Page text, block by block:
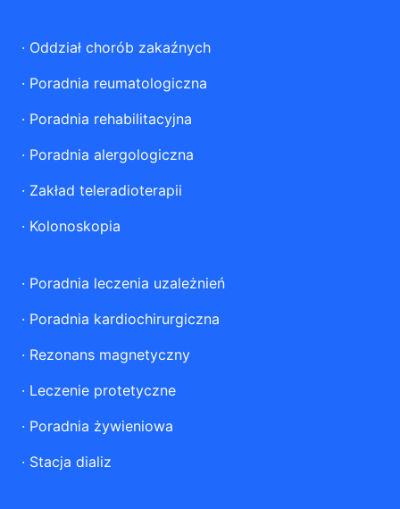
· Oddział chorób zakaźnych
· Poradnia reumatologiczna
· Poradnia rehabilitacyjna
· Poradnia alergologiczna
· Zakład teleradioterapii
· Kolonoskopia
· Poradnia leczenia uzależnień
· Poradnia kardiochirurgiczna
· Rezonans magnetyczny
· Leczenie protetyczne
· Poradnia żywieniowa
· Stacja dializ